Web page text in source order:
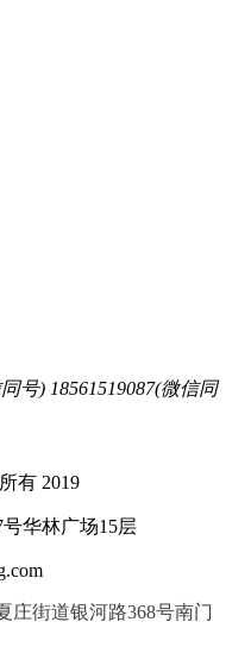
号) 18561519087(微信同
有 2019
华林广场15层
庄街道银河路368号南门